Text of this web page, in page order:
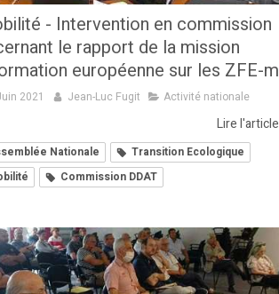
- Intervention en commission
le rapport de la mission
européenne sur les ZFE-m
2021 Jean-Luc Fugit Activité nationale
Lire l'article
Nationale
Transition Ecologique
Commission DDAT